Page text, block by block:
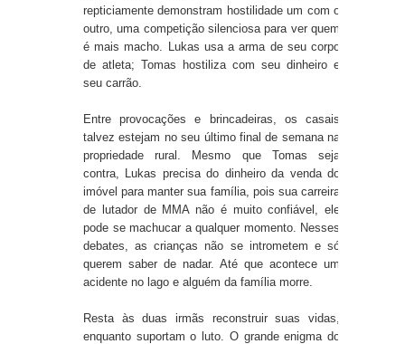
repticiamente demonstram hostilidade um com o
outro, uma competição silenciosa para ver quem
é mais macho. Lukas usa a arma de seu corpo
de atleta; Tomas hostiliza com seu dinheiro e
seu carrão.
Entre provocações e brincadeiras, os casais
talvez estejam no seu último final de semana na
propriedade rural. Mesmo que Tomas seja
contra, Lukas precisa do dinheiro da venda do
imóvel para manter sua família, pois sua carreira
de lutador de MMA não é muito confiável, ele
pode se machucar a qualquer momento. Nesses
debates, as crianças não se intrometem e só
querem saber de nadar. Até que acontece um
acidente no lago e alguém da família morre.
Resta às duas irmãs reconstruir suas vidas,
enquanto suportam o luto. O grande enigma do